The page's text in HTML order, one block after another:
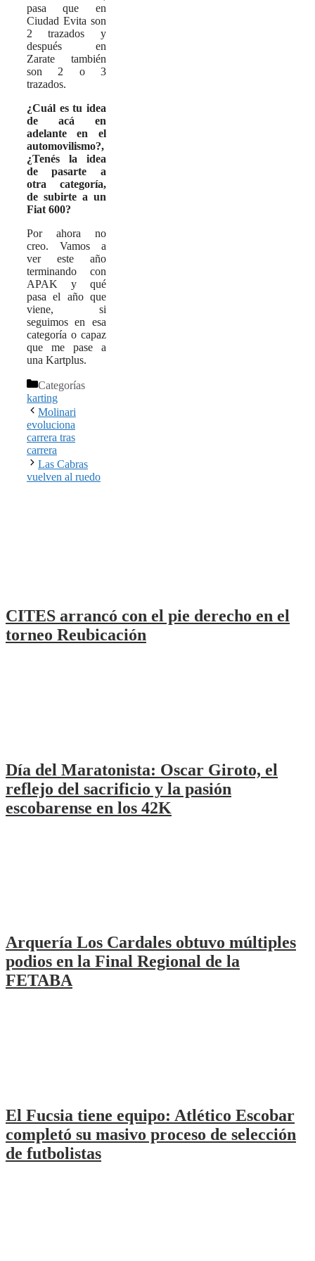
pasa que en
Ciudad Evita son
2 trazados y
después en
Zarate también
son 2 o 3
trazados.
¿Cuál es tu idea
de acá en
adelante en el
automovilismo?,
¿Tenés la idea
de pasarte a
otra categoría,
de subirte a un
Fiat 600?
Por ahora no
creo. Vamos a
ver este año
terminando con
APAK y qué
pasa el año que
viene, si
seguimos en esa
categoría o capaz
que me pase a
una Kartplus.
Categorías
karting
Molinari
evoluciona
carrera tras
carrera
Las Cabras
vuelven al ruedo
CITES arrancó con el pie derecho en el
torneo Reubicación
Día del Maratonista: Oscar Giroto, el
reflejo del sacrificio y la pasión
escobarense en los 42K
Arquería Los Cardales obtuvo múltiples
podios en la Final Regional de la
FETABA
El Fucsia tiene equipo: Atlético Escobar
completó su masivo proceso de selección
de futbolistas